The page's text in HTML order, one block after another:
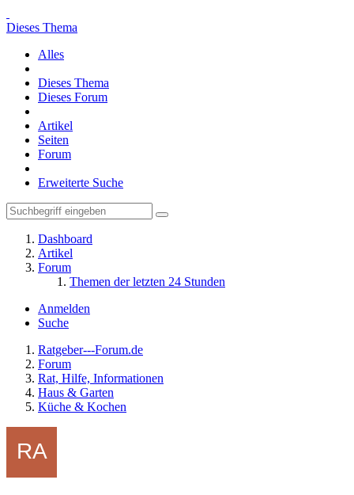
Dieses Thema
Alles
Dieses Thema
Dieses Forum
Artikel
Seiten
Forum
Erweiterte Suche
Dashboard
Artikel
Forum
Themen der letzten 24 Stunden
Anmelden
Suche
Ratgeber---Forum.de
Forum
Rat, Hilfe, Informationen
Haus & Garten
Küche & Kochen